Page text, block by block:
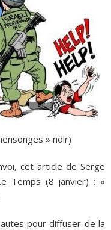
» ndlr)
cet article de Serge
Temps (8 janvier) : «
pour diffuser de la